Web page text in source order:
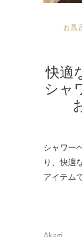
お風
快適
シャ
シャワー
り、快適
アイテム